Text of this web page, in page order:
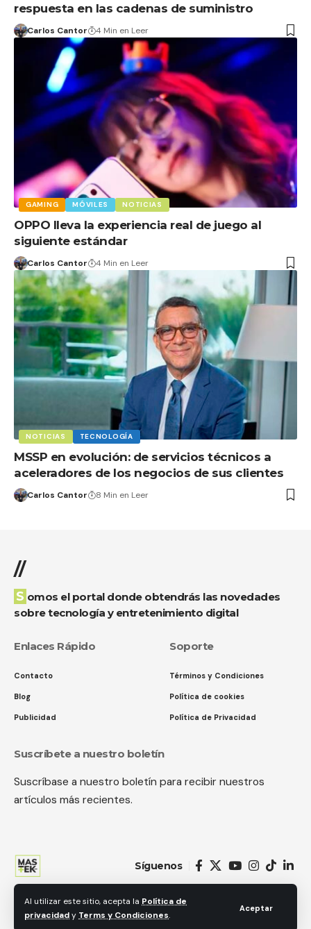
Al utilizar este sitio, acepta la Política de
privacidady Terms y Condiciones.
Aceptar
respuesta en las cadenas de suministro
Carlos Cantor 4 Min en Leer
GAMING MÓVILES NOTICIAS
OPPO lleva la experiencia real de juego al
siguiente estándar
Carlos Cantor 4 Min en Leer
NOTICIAS TECNOLOGÍA
MSSP en evolución: de servicios técnicos a
aceleradores de los negocios de sus clientes
Carlos Cantor 8 Min en Leer
//
Somos el portal donde obtendrás las novedades
sobre tecnología y entretenimiento digital
Enlaces Rápido
Contacto
Blog
Publicidad
Soporte
Términos y Condiciones
Política de cookies
Política de Privacidad
Suscríbete a nuestro boletín
Suscríbase a nuestro boletín para recibir nuestros
artículos más recientes.
Síguenos
© 2018 MastekHw Service International. LLc. Todos los derechos
reservados.